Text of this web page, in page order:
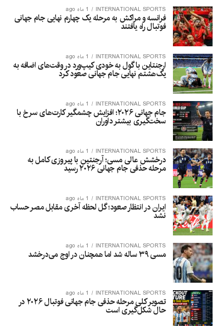
INTERNATIONAL SPORTS 1 ماه ago
فرانسه و مراکش به مرحله یک چهارم نهایی جام جهانی
فوتبال راه یافتند
INTERNATIONAL SPORTS 1 ماه ago
ارجنتاین با گول به خودی کیپ‌ورد در وقت‌های اضافه به
یک‌هشتم نهایی جام جهانی صعود کرد
INTERNATIONAL SPORTS 1 ماه ago
جام جهانی ۲۰۲۶؛ افزایش چشمگیر کارت‌های سرخ با
سخت‌گیری بیشتر داوران
INTERNATIONAL SPORTS 1 ماه ago
درخشش عالی مسی؛ آرجنتین با پیروزی کامل به
مرحله حذفی جام جهانی ۲۰۲۶ رسید
INTERNATIONAL SPORTS 1 ماه ago
ایران در انتظار صعود؛ گل لحظه آخری مقابل مصر حساب
نشد
INTERNATIONAL SPORTS 1 ماه ago
مسی ۳۹ ساله شد اما همچنان در اوج می‌درخشد
INTERNATIONAL SPORTS 1 ماه ago
تصویر کلی مرحله حذفی جام جهانی فوتبال ۲۰۲۶ در
حال شکل‌گیری است